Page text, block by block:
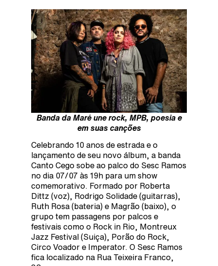
Banda da Maré une rock, MPB, poesia e
em suas canções
Celebrando 10 anos de estrada e o
lançamento de seu novo álbum, a banda
Canto Cego sobe ao palco do Sesc Ramos
no dia 07/07 às 19h para um show
comemorativo. Formado por Roberta
Dittz (voz), Rodrigo Solidade (guitarras),
Ruth Rosa (bateria) e Magrão (baixo), o
grupo tem passagens por palcos e
festivais como o Rock in Rio, Montreux
Jazz Festival (Suiça), Porão do Rock,
Circo Voador e Imperator. O Sesc Ramos
fica localizado na Rua Teixeira Franco,